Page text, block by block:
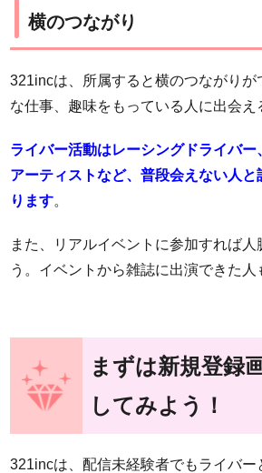
横のつながり
321incは、所属すると横のつながりが
な仕事、趣味をもっている人に出会え
ライバー活動はレーシングドライバー
アーティストなど、普段会えない人
ります。
また、リアルイベントに参加すれば人
う。イベントから雑誌に出演できた人
まずは新規登録
してみよう！
321incは、配信未経験者でもライバー